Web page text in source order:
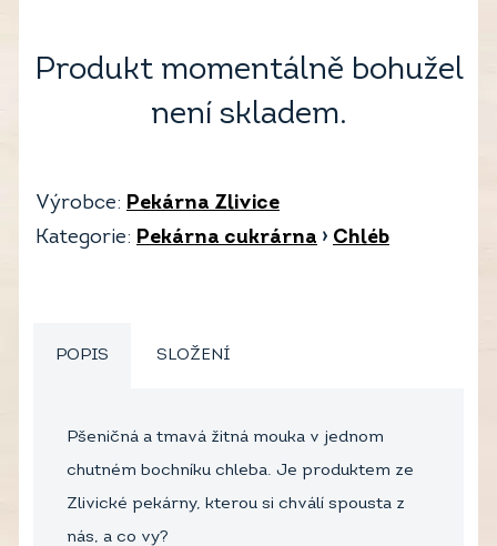
Produkt momentálně bohužel
není skladem.
Výrobce: Pekárna Zlivice
Kategorie: Pekárna cukrárna › Chléb
POPIS SLOŽENÍ
Pšeničná a tmavá žitná mouka v jednom
chutném bochníku chleba. Je produktem ze
Zlivické pekárny, kterou si chválí spousta z
nás, a co vy?